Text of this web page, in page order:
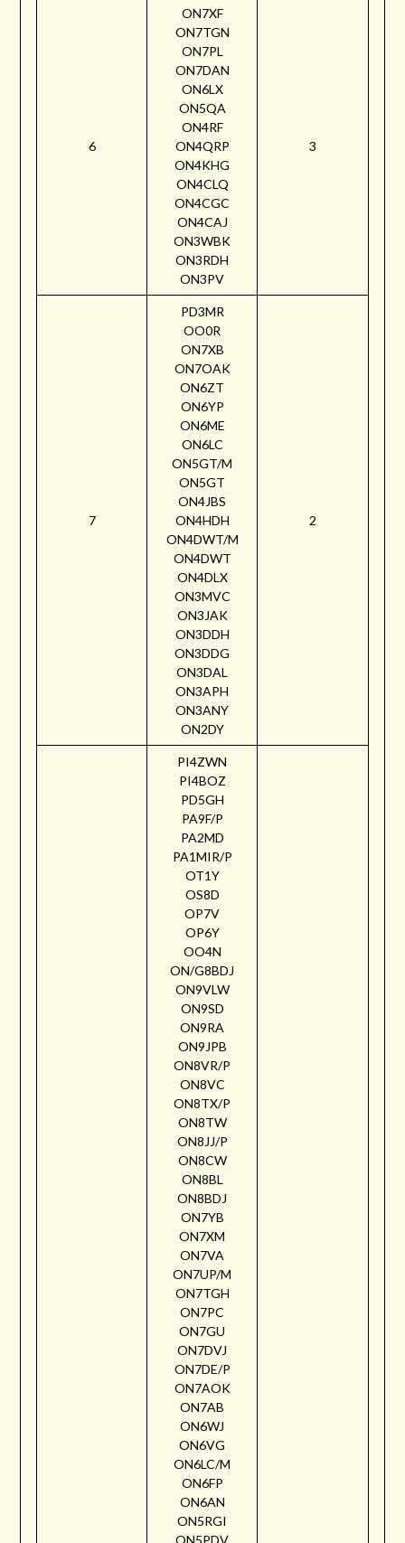
6
ON7XF
ON7TGN
ON7PL
ON7DAN
ON6LX
ON5QA
ON4RF
ON4QRP
ON4KHG
ON4CLQ
ON4CGC
ON4CAJ
ON3WBK
ON3RDH
ON3PV
3
7
PD3MR
OO0R
ON7XB
ON7OAK
ON6ZT
ON6YP
ON6ME
ON6LC
ON5GT/M
ON5GT
ON4JBS
ON4HDH
ON4DWT/M
ON4DWT
ON4DLX
ON3MVC
ON3JAK
ON3DDH
ON3DDG
ON3DAL
ON3APH
ON3ANY
ON2DY
2
PI4ZWN
PI4BOZ
PD5GH
PA9F/P
PA2MD
PA1MIR/P
OT1Y
OS8D
OP7V
OP6Y
OO4N
ON/G8BDJ
ON9VLW
ON9SD
ON9RA
ON9JPB
ON8VR/P
ON8VC
ON8TX/P
ON8TW
ON8JJ/P
ON8CW
ON8BL
ON8BDJ
ON7YB
ON7XM
ON7VA
ON7UP/M
ON7TGH
ON7PC
ON7GU
ON7DVJ
ON7DE/P
ON7AOK
ON7AB
ON6WJ
ON6VG
ON6LC/M
ON6FP
ON6AN
ON5RGI
ON5PDV